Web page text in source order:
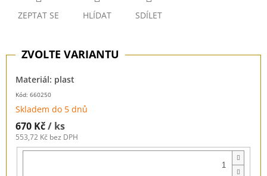
ZEPTAT SE HLÍDAT SDÍLET
Kód: 660250
Materiál: plast
Skladem do 5 dnů
670 Kč/ ks
553,72 Kč bez DPH